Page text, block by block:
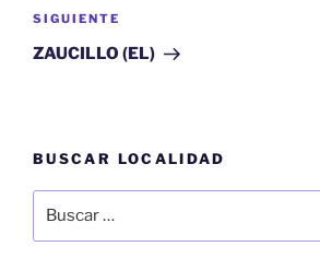
Siguiente
entrada
SIGUIENTE
ZAUCILLO (EL)
BUSCAR LOCALIDAD
por: